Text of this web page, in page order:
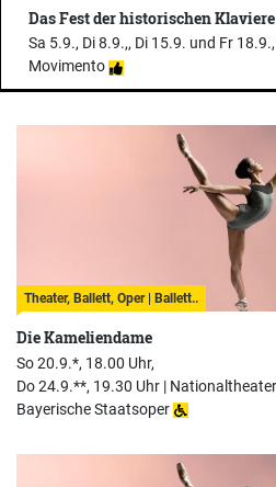
Das Fest der historischen Klaviere
Sa 5.9., Di 8.9.,, Di 15.9. und Fr
Movimento
Theater, Ballett, Oper | Ballett..
Die Kameliendame
So 20.9.*, 18.00 Uhr,
Do 24.9.**, 19.30 Uhr | Nationaltheater
Bayerische Staatsoper